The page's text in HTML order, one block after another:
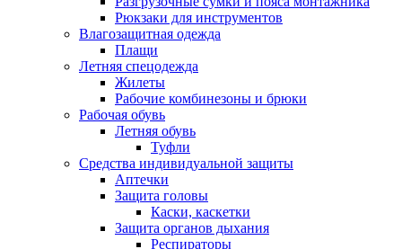
Рюкзаки для инструментов
Влагозащитная одежда
Плащи
Летняя спецодежда
Жилеты
Рабочие комбинезоны и брюки
Рабочая обувь
Летняя обувь
Туфли
Средства индивидуальной защиты
Аптечки
Защита головы
Каски, каскетки
Защита органов дыхания
Респираторы